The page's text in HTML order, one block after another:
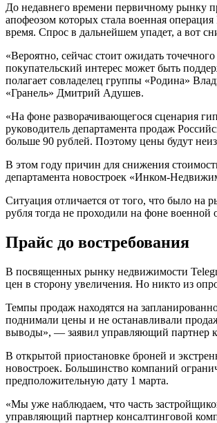
До недавнего времени первичному рынку
апофеозом которых стала военная
время. Спрос в дальнейшем упадет, а вот
«Вероятно, сейчас стоит ожидать
покупательский интерес может быть
полагает совладелец группы «Родина»
«Гранель» Дмитрий Адушев.
«На фоне разворачивающегося сценария
руководитель департамента продаж
больше 90 рублей. Поэтому цены будут
В этом году причин для снижения
департамента новостроек «Инком-
Ситуация отличается от того, что было на
рубля тогда не проходили на фоне
Прайс до востребования
В посвященных рынку недвижимости
цен в сторону увеличения. Но никто из
Темпы продаж находятся на
поднимали цены и не останавливали
выводы», — заявил управляющий партнер
В открытой приостановке броней и
новостроек. Большинство компаний
предположительную дату 1 марта.
«Мы уже наблюдаем, что часть
управляющий партнер консалтинговой